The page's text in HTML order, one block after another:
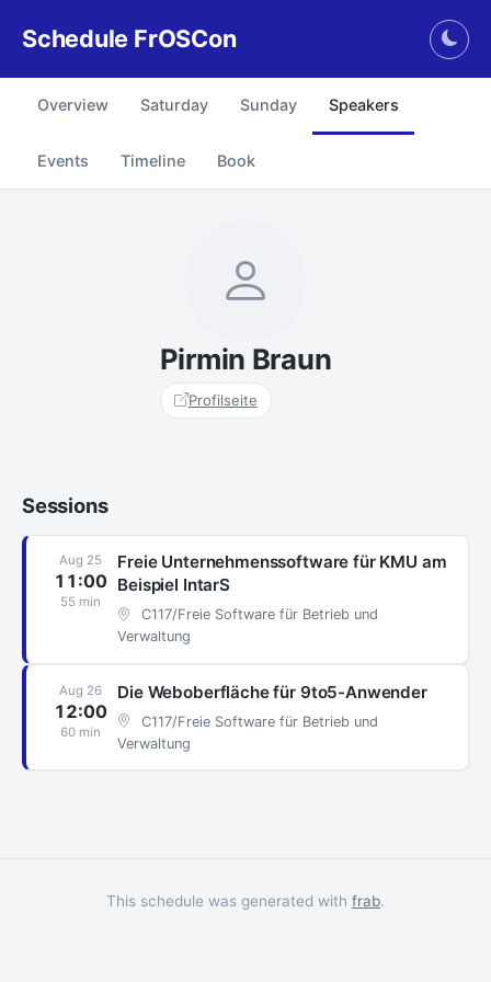
Schedule FrOSCon
Overview Saturday Sunday Speakers
Events Timeline Book
Pirmin Braun
Profilseite
Sessions
Aug 25
11:00
55 min
Freie Unternehmenssoftware für KMU am
Beispiel IntarS
C117/Freie Software für Betrieb und
Verwaltung
Aug 26
12:00
60 min
Die Weboberfläche für 9to5-Anwender
C117/Freie Software für Betrieb und
Verwaltung
This schedule was generated with frab.